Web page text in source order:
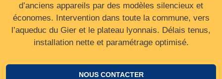
d’anciens appareils par des modèles silencieux et
économes. Intervention dans toute la commune, vers
l’aqueduc du Gier et le plateau lyonnais. Délais tenus,
installation nette et paramétrage optimisé.
NOUS CONTACTER